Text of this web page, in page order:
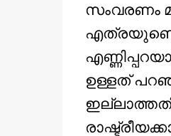
സംവരണം
ഉള്ളത്